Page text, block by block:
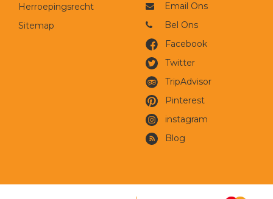
Herroepingsrecht
Sitemap
Email Ons
Bel Ons
Facebook
Twitter
TripAdvisor
Pinterest
instagram
Blog